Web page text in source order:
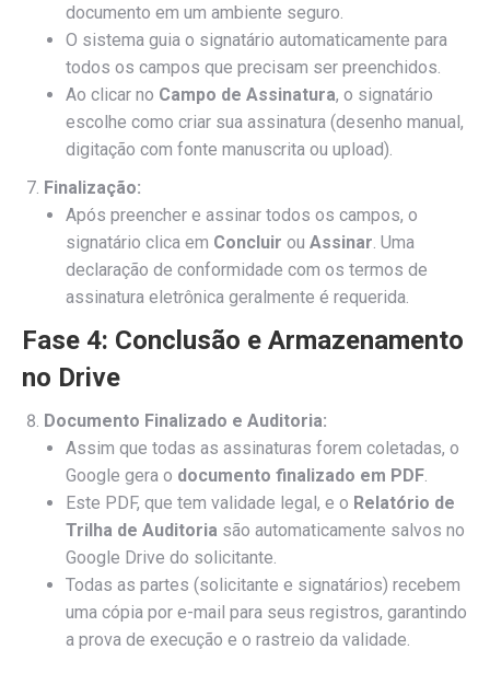
documento em um ambiente seguro.
O sistema guia o signatário automaticamente para
todos os campos que precisam ser preenchidos.
Ao clicar no Campo de Assinatura, o signatário
escolhe como criar sua assinatura (desenho manual,
digitação com fonte manuscrita ou upload).
Finalização:
Após preencher e assinar todos os campos, o
signatário clica em Concluir ou Assinar. Uma
declaração de conformidade com os termos de
assinatura eletrônica geralmente é requerida.
Fase 4: Conclusão e Armazenamento
no Drive
Documento Finalizado e Auditoria:
Assim que todas as assinaturas forem coletadas, o
Google gera o documento finalizado em PDF.
Este PDF, que tem validade legal, e o Relatório de
Trilha de Auditoria são automaticamente salvos no
Google Drive do solicitante.
Todas as partes (solicitante e signatários) recebem
uma cópia por e-mail para seus registros, garantindo
a prova de execução e o rastreio da validade.